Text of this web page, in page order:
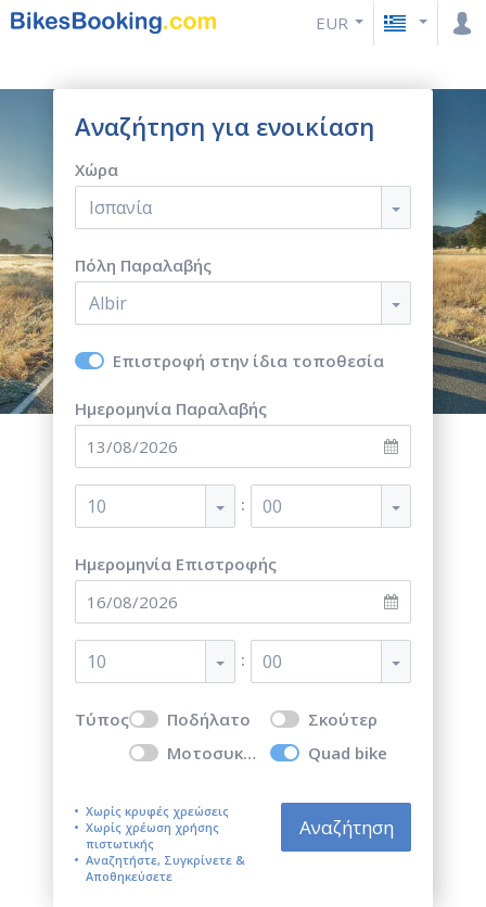
EUR
Αναζήτηση για ενοικίαση
Χώρα
Ισπανία
Πόλη Παραλαβής
Albir
Επιστροφή στην ίδια τοποθεσία
Ημερομηνία Παραλαβής
10 : 00
Ημερομηνία Επιστροφής
10 : 00
Τύπος Ποδήλατο
Σκούτερ
Μοτοσυκλέτα
Quad bike
Χωρίς κρυφές χρεώσεις
Χωρίς χρέωση χρήσης
πιστωτικής
Αναζητήστε, Συγκρίνετε &
Αποθηκεύσετε
Αναζήτηση